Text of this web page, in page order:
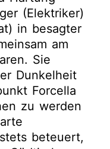
(Elektriker)
in besagter
am
Sie
Dunkelheit
Forcella
zu werden
beteuert,